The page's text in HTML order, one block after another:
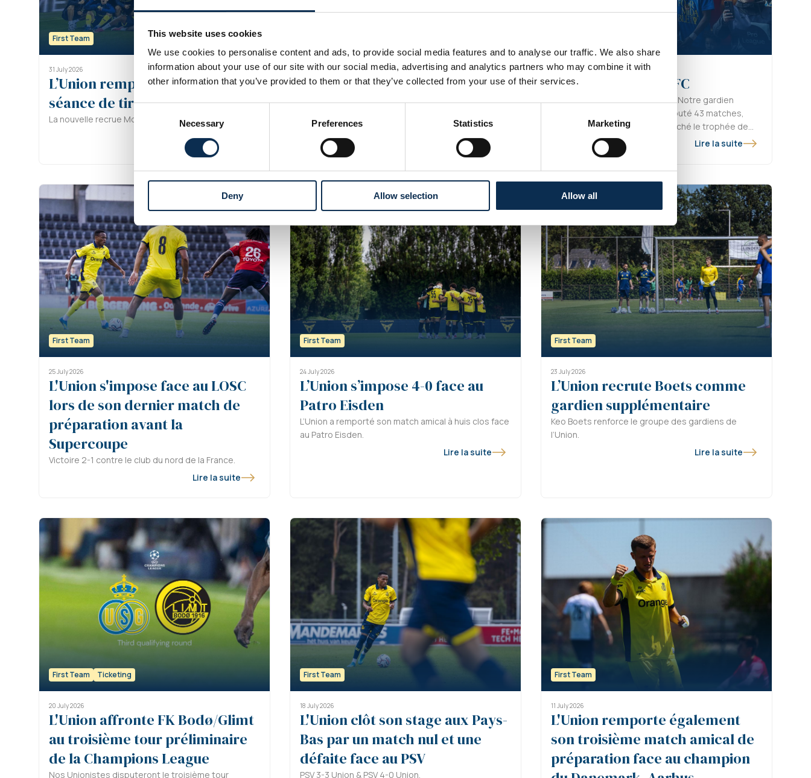
This website uses cookies
We use cookies to personalise content and ads, to provide social media features and to analyse our traffic. We also share
information about your use of our site with our social media, advertising and analytics partners who may combine it with
other information that you’ve provided to them or that they’ve collected from your use of their services.
Selection
Necessary Preferences Statistics Marketing
Deny Allow selection Allow all
First Team
31 July 2026
L’Union remporte la Supercoupe au terme d’une
séance de tirs au but
La nouvelle recrue Mofokeng inscrit le penalty décisif.
Lire la suite
28 July 2026
Kjell Scherpen rejoint l’Ipswich Town FC
Après une saison à l’Union, Scherpen rejoint la Premier League. Notre gardien
néerlandais quitte ainsi le stade Marienstadion après avoir disputé 43 matches,
dont 21 clean sheets, remporté la Coupe de Belgique et décroché le trophée de
Gardien de l’année.
Lire la suite
First Team
25 July 2026
L'Union s'impose face au LOSC
lors de son dernier match de
préparation avant la
Supercoupe
Victoire 2-1 contre le club du nord de la France.
Lire la suite
First Team
24 July 2026
L’Union s’impose 4-0 face au
Patro Eisden
L’Union a remporté son match amical à huis clos face
au Patro Eisden.
Lire la suite
First Team
23 July 2026
L’Union recrute Boets comme
gardien supplémentaire
Keo Boets renforce le groupe des gardiens de
l’Union.
Lire la suite
First Team Ticketing
20 July 2026
L'Union affronte FK Bodø/Glimt
au troisième tour préliminaire
de la Champions League
Nos Unionistes disputeront le troisième tour
First Team
18 July 2026
L'Union clôt son stage aux Pays-
Bas par un match nul et une
défaite face au PSV
PSV 3-3 Union & PSV 4-0 Union.
First Team
11 July 2026
L'Union remporte également
son troisième match amical de
préparation face au champion